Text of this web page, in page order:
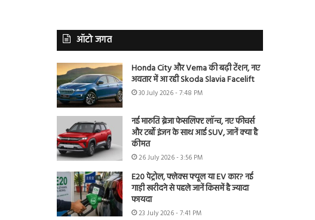
ऑटो जगत
Honda City और Verna की बढ़ी टेंशन, नए
अवतार में आ रही Skoda Slavia Facelift
30 July 2026 - 7:48 PM
नई मारुति ब्रेजा फेसलिफ्ट लॉन्च, नए फीचर्स
और टर्बो इंजन के साथ आई SUV, जानें क्या है
कीमत
26 July 2026 - 3:56 PM
E20 पेट्रोल, फ्लेक्स फ्यूल या EV कार? नई
गाड़ी खरीदने से पहले जानें किसमें है ज्यादा
फायदा
23 July 2026 - 7:41 PM